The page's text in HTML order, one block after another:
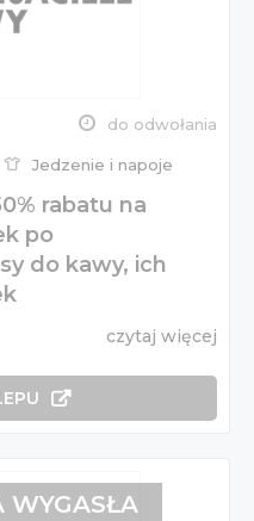
do odwołania
Jedzenie i napoje
rabatu na
po
do kawy, ich
czytaj więcej
WYGASŁA